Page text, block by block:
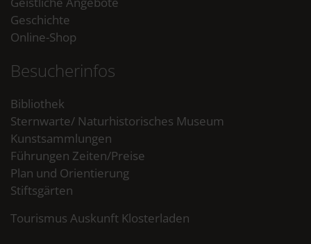
Geschichte
Online-Shop
Besucherinfos
Bibliothek
Sternwarte/ Naturhistorisches Museum
Kunstsammlungen
Führungen Zeiten/Preise
Plan und Orientierung
Stiftsgärten
Tourismus Auskunft Klosterladen